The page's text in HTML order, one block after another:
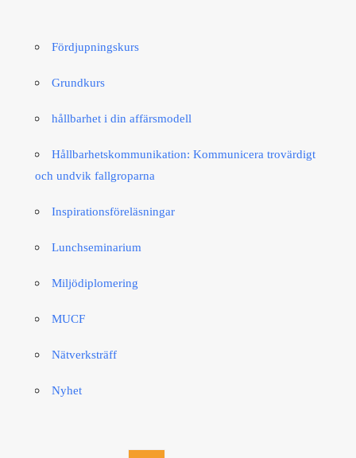
Fördjupningskurs
Grundkurs
hållbarhet i din affärsmodell
Hållbarhetskommunikation: Kommunicera trovärdigt
och undvik fallgroparna​
Inspirationsföreläsningar
Lunchseminarium
Miljödiplomering
MUCF
Nätverksträff
Nyhet